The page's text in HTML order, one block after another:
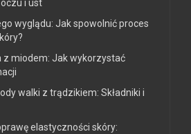
i ust
wyglądu: Jak spowolnić proces
z miodem: Jak wykorzystać
walki z trądzikiem: Składniki i
elastyczności skóry: